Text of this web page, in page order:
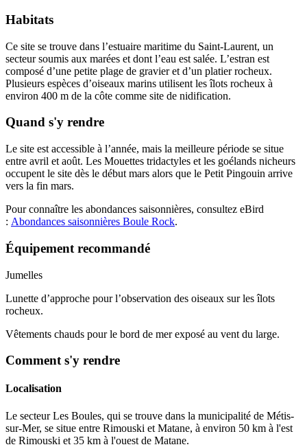
Habitats
Ce site se trouve dans l’estuaire maritime du Saint-Laurent, un
secteur soumis aux marées et dont l’eau est salée. L’estran est
composé d’une petite plage de gravier et d’un platier rocheux.
Plusieurs espèces d’oiseaux marins utilisent les îlots rocheux à
environ 400 m de la côte comme site de nidification.
Quand s'y rendre
Le site est accessible à l’année, mais la meilleure période se situe
entre avril et août. Les Mouettes tridactyles et les goélands nicheurs
occupent le site dès le début mars alors que le Petit Pingouin arrive
vers la fin mars.
Pour connaître les abondances saisonnières, consultez eBird
: Abondances saisonnières Boule Rock.
Équipement recommandé
Jumelles
Lunette d’approche pour l’observation des oiseaux sur les îlots
rocheux.
Vêtements chauds pour le bord de mer exposé au vent du large.
Comment s'y rendre
Localisation
Le secteur Les Boules, qui se trouve dans la municipalité de Métis-
sur-Mer, se situe entre Rimouski et Matane, à environ 50 km à l'est
de Rimouski et 35 km à l'ouest de Matane.